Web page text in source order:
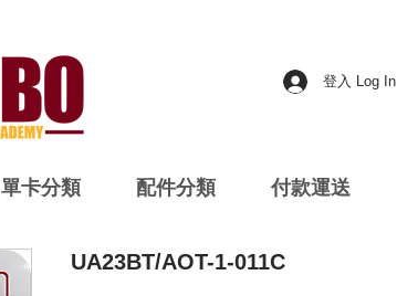
登入 Log In
單卡分類 配件分類 付款運送
UA23BT/AOT-1-011C